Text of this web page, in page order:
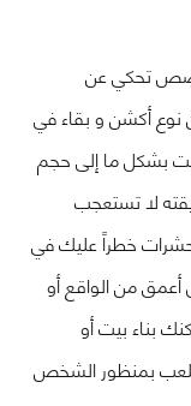
تحكي عن
نوع أكشن و بقاء في
بشكل ما إلى حجم
لا تستعجب
خطراً عليك في
من الواقع أو
بناء بيت أو
بمنظور الشخص